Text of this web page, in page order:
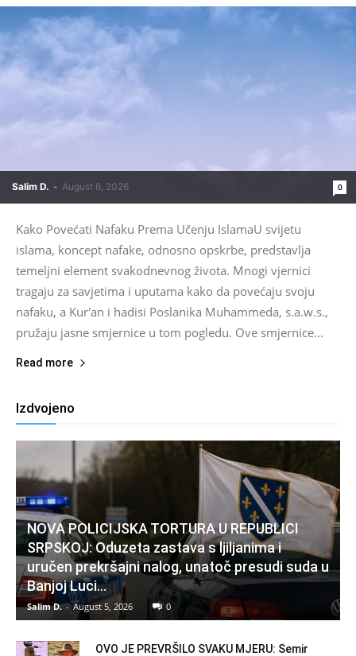
Salim D. - August 6, 2026 0
Kako Povećati Nafaku Prema Učenju IslamaU svijetu
islama, koncept nafake, odnosno opskrbe, predstavlja
temeljni element svakodnevnog života. Mnogi vjernici
tragaju za savjetima i uputama kako da povećaju svoju
nafaku, a Kur'an i hadisi Poslanika Muhammeda, s.a.w.s.,
pružaju jasne smjernice u tom pogledu. Ove smjernice...
Read more
Izdvojeno
NOVA POLICIJSKA TORTURA U REPUBLICI
SRPSKOJ: Oduzeta zastava s ljiljanima i
uručen prekršajni nalog, unatoč presudi suda u
Banjoj Luci…
Salim D. - August 5, 2026 0
OVO JE PREVRŠILO SVAKU MJERU: Semir